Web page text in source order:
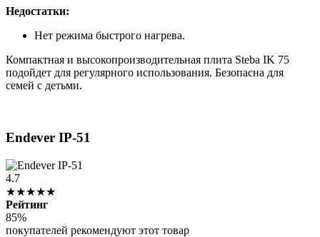
Недостатки:
Нет режима быстрого нагрева.
Компактная и высокопроизводительная плита Steba IK 75
подойдет для регулярного использования. Безопасна для
семей с детьми.
Endever IP-51
4.7
★★★★★
Рейтинг
85%
покупателей рекомендуют этот товар